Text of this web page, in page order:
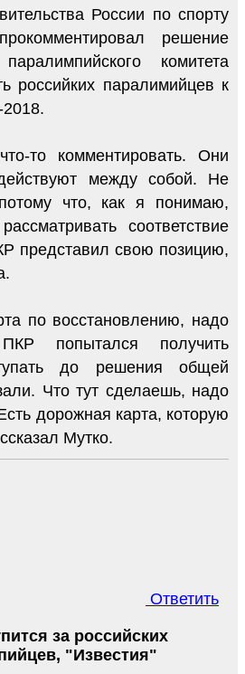
России по спорту
решение
комитета
российких паралимийцев к
то комментировать. Они
между собой. Не
что, как я понимаю,
соответствие
представил свою позицию,
по восстановлению, надо
попытался получить
до решения общей
Что тут сделаешь, надо
дорожная карта, которую
Мутко.
Ответить
за российских
"Известия"